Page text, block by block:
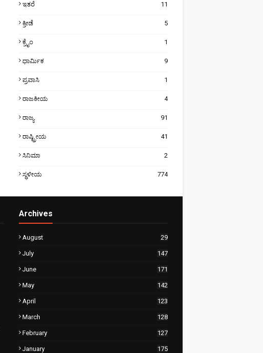
ಇತರೆ 11
ಕ್ರೀಡೆ 5
ಕ್ರೈಂ 1
ಧಾರ್ಮಿಕ 9
ಪ್ರವಾಸಿ 1
ರಾಜಕೀಯ 4
ರಾಜ್ಯ 91
ರಾಷ್ಟ್ರೀಯ 41
ಸಿನಿಮಾ 2
ಸ್ಥಳೀಯ 774
Archives
August 29
July 147
June 171
May 142
April 123
March 128
February 127
January 175